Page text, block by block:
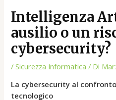
Intelligenza
ausilio o un
cybersecurity?
/Sicurezza Informatica / Di
La cybersecurity al
tecnologico